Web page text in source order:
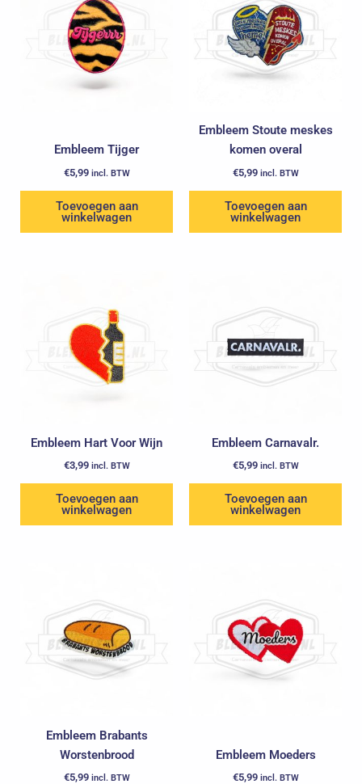
Embleem Tijger
€5,99 incl. BTW
Toevoegen aan
winkelwagen
Embleem Stoute meskes
komen overal
€5,99 incl. BTW
Toevoegen aan
winkelwagen
Embleem Hart Voor Wijn
€3,99 incl. BTW
Toevoegen aan
winkelwagen
Embleem Carnavalr.
€5,99 incl. BTW
Toevoegen aan
winkelwagen
Embleem Brabants
Worstenbrood
€5,99 incl. BTW
Embleem Moeders
€5,99 incl. BTW